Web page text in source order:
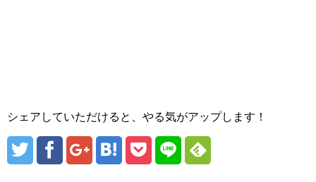
シェアしていただけると、やる気がアップします！